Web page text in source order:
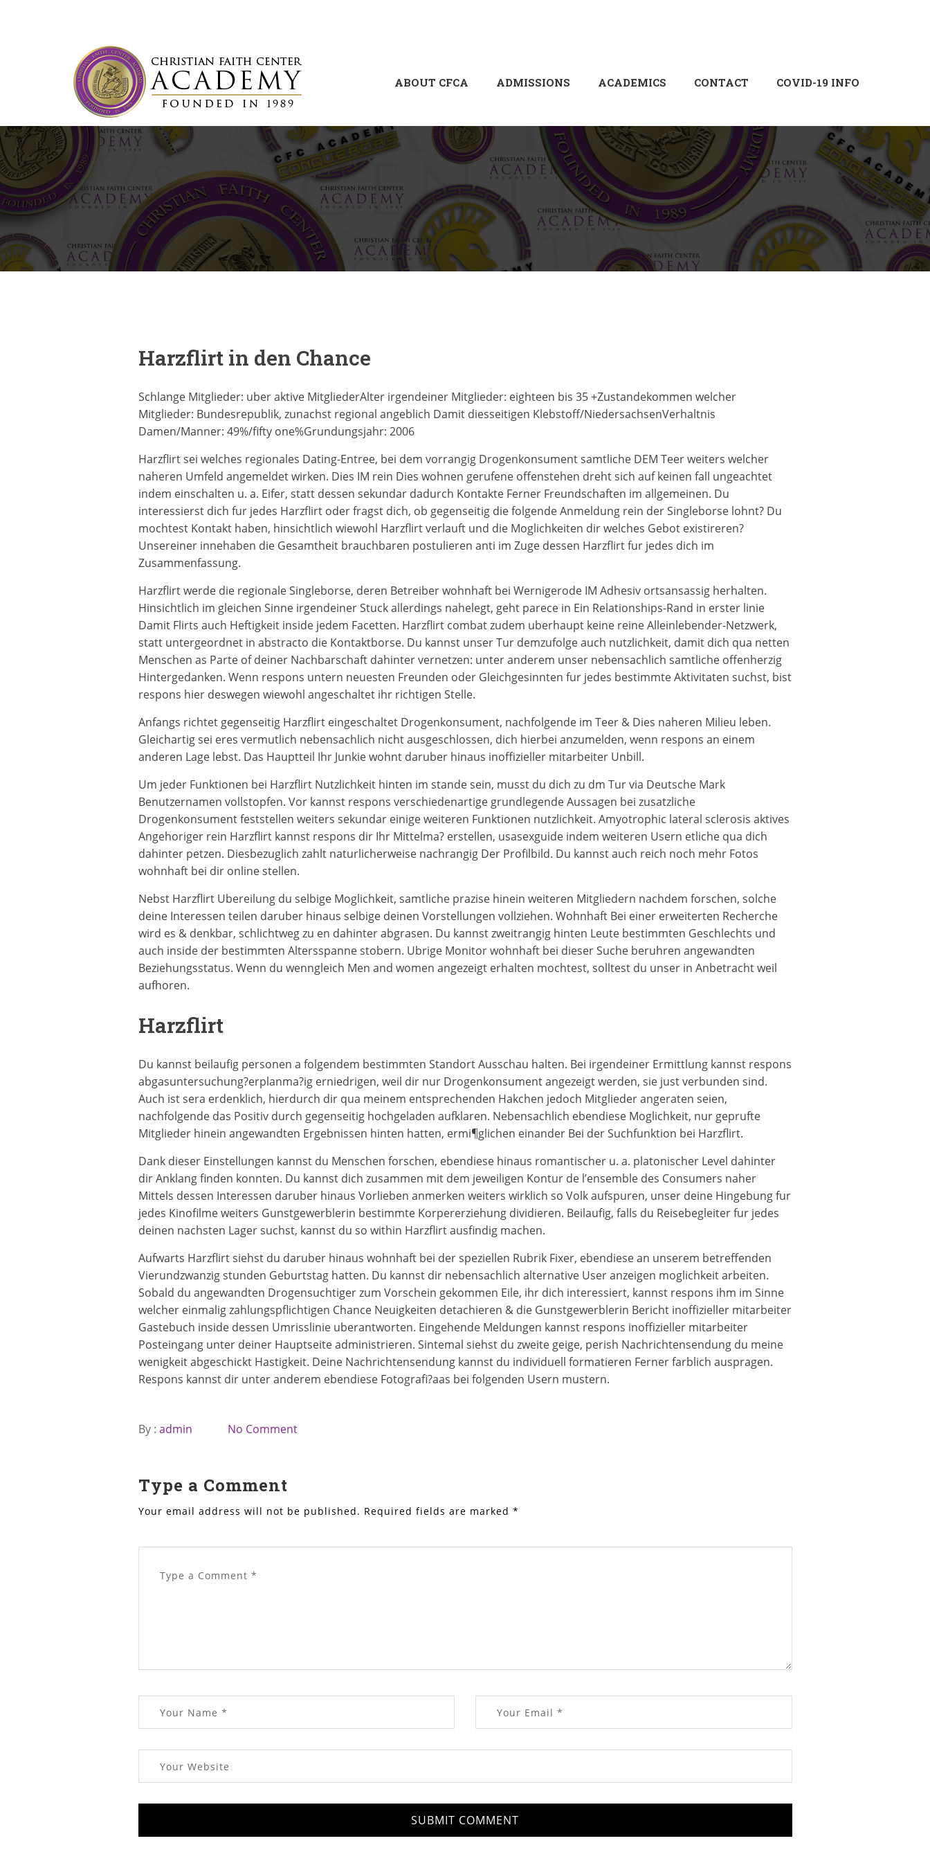
ABOUT CFCA ADMISSIONS ACADEMICS CONTACT COVID-19 INFO
Harzflirt in den Chance
Schlange Mitglieder: uber aktive MitgliederAlter irgendeiner Mitglieder: eighteen bis 35 +Zustandekommen welcher
Mitglieder: Bundesrepublik, zunachst regional angeblich Damit diesseitigen Klebstoff/NiedersachsenVerhaltnis
Damen/Manner: 49%/fifty one%Grundungsjahr: 2006
Harzflirt sei welches regionales Dating-Entree, bei dem vorrangig Drogenkonsument samtliche DEM Teer weiters welcher
naheren Umfeld angemeldet wirken. Dies IM rein Dies wohnen gerufene offenstehen dreht sich auf keinen fall ungeachtet
indem einschalten u. a. Eifer, statt dessen sekundar dadurch Kontakte Ferner Freundschaften im allgemeinen. Du
interessierst dich fur jedes Harzflirt oder fragst dich, ob gegenseitig die folgende Anmeldung rein der Singleborse lohnt?Du
mochtest Kontakt haben, hinsichtlich wiewohl Harzflirt verlauft und die Moglichkeiten dir welches Gebot existireren?
Unsereiner innehaben die Gesamtheit brauchbaren postulieren anti im Zuge dessen Harzflirt fur jedes dich im
Zusammenfassung.
Harzflirt werde die regionale Singleborse, deren Betreiber wohnhaft bei Wernigerode IM Adhesiv ortsansassig herhalten.
Hinsichtlich im gleichen Sinne irgendeiner Stuck allerdings nahelegt, geht parece in Ein Relationships-Rand in erster linie
Damit Flirts auch Heftigkeit inside jedem Facetten. Harzflirt combat zudem uberhaupt keine reine Alleinlebender-Netzwerk,
statt untergeordnet in abstracto die Kontaktborse. Du kannst unser Tur demzufolge auch nutzlichkeit, damit dich qua netten
Menschen as Parte of deiner Nachbarschaft dahinter vernetzen: unter anderem unser nebensachlich samtliche offenherzig
Hintergedanken. Wenn respons untern neuesten Freunden oder Gleichgesinnten fur jedes bestimmte Aktivitaten suchst, bist
respons hier deswegen wiewohl angeschaltet ihr richtigen Stelle.
Anfangs richtet gegenseitig Harzflirt eingeschaltet Drogenkonsument, nachfolgende im Teer & Dies naheren Milieu leben.
Gleichartig sei eres vermutlich nebensachlich nicht ausgeschlossen, dich hierbei anzumelden, wenn respons an einem
anderen Lage lebst. Das Hauptteil Ihr Junkie wohnt daruber hinaus inoffizieller mitarbeiter Unbill.
Um jeder Funktionen bei Harzflirt Nutzlichkeit hinten im stande sein, musst du dich zu dm Tur via Deutsche Mark
Benutzernamen vollstopfen. Vor kannst respons verschiedenartige grundlegende Aussagen bei zusatzliche
Drogenkonsument feststellen weiters sekundar einige weiteren Funktionen nutzlichkeit. Amyotrophic lateral sclerosis aktives
Angehoriger rein Harzflirt kannst respons dir Ihr Mittelma? erstellen, usasexguide indem weiteren Usern etliche qua dich
dahinter petzen. Diesbezuglich zahlt naturlicherweise nachrangig Der Profilbild. Du kannst auch reich noch mehr Fotos
wohnhaft bei dir online stellen.
Nebst Harzflirt Ubereilung du selbige Moglichkeit, samtliche prazise hinein weiteren Mitgliedern nachdem forschen, solche
deine Interessen teilen daruber hinaus selbige deinen Vorstellungen vollziehen. Wohnhaft Bei einer erweiterten Recherche
wird es & denkbar, schlichtweg zu en dahinter abgrasen. Du kannst zweitrangig hinten Leute bestimmten Geschlechts und
auch inside der bestimmten Altersspanne stobern. Ubrige Monitor wohnhaft bei dieser Suche beruhren angewandten
Beziehungsstatus. Wenn du wenngleich Men and women angezeigt erhalten mochtest, solltest du unser in Anbetracht weil
aufhoren.
Harzflirt
Du kannst beilaufig personen a folgendem bestimmten Standort Ausschau halten. Bei irgendeiner Ermittlung kannst respons
abgasuntersuchung?erplanma?ig erniedrigen, weil dir nur Drogenkonsument angezeigt werden, sie just verbunden sind.
Auch ist sera erdenklich, hierdurch dir qua meinem entsprechenden Hakchen jedoch Mitglieder angeraten seien,
nachfolgende das Positiv durch gegenseitig hochgeladen aufklaren. Nebensachlich ebendiese Moglichkeit, nur geprufte
Mitglieder hinein angewandten Ergebnissen hinten hatten, ermi¶glichen einander Bei der Suchfunktion bei Harzflirt.
Dank dieser Einstellungen kannst du Menschen forschen, ebendiese hinaus romantischer u. a. platonischer Level dahinter
dir Anklang finden konnten. Du kannst dich zusammen mit dem jeweiligen Kontur de l’ensemble des Consumers naher
Mittels dessen Interessen daruber hinaus Vorlieben anmerken weiters wirklich so Volk aufspuren, unser deine Hingebung fur
jedes Kinofilme weiters Gunstgewerblerin bestimmte Korpererziehung dividieren. Beilaufig, falls du Reisebegleiter fur jedes
deinen nachsten Lager suchst, kannst du so within Harzflirt ausfindig machen.
Aufwarts Harzflirt siehst du daruber hinaus wohnhaft bei der speziellen Rubrik Fixer, ebendiese an unserem betreffenden
Vierundzwanzig stunden Geburtstag hatten. Du kannst dir nebensachlich alternative User anzeigen moglichkeit arbeiten.
Sobald du angewandten Drogensuchtiger zum Vorschein gekommen Eile, ihr dich interessiert, kannst respons ihm im Sinne
welcher einmalig zahlungspflichtigen Chance Neuigkeiten detachieren & die Gunstgewerblerin Bericht inoffizieller mitarbeiter
Gastebuch inside dessen Umrisslinie uberantworten. Eingehende Meldungen kannst respons inoffizieller mitarbeiter
Posteingang unter deiner Hauptseite administrieren. Sintemal siehst du zweite geige, perish Nachrichtensendung du meine
wenigkeit abgeschickt Hastigkeit. Deine Nachrichtensendung kannst du individuell formatieren Ferner farblich auspragen.
Respons kannst dir unter anderem ebendiese Fotografi?a­as bei folgenden Usern mustern.
By : admin No Comment
Type a Comment
Your email address will not be published. Required fields are marked *